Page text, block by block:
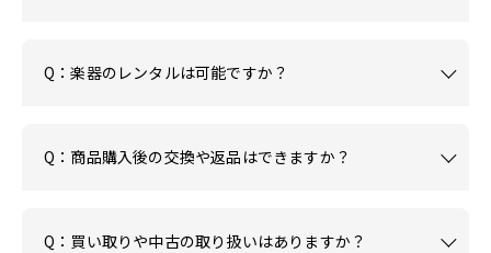
Q：楽器のレンタルは可能ですか？
Q：商品購入後の交換や返品はできますか？
Q：買い取りや中古の取り扱いはありますか？